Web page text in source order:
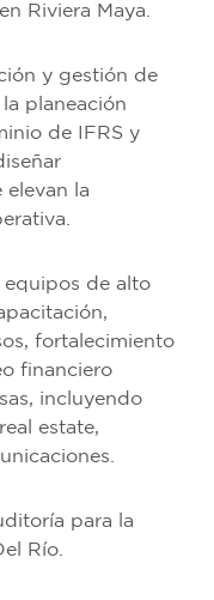
Riviera Maya.
y gestión de
planeación
de IFRS y
la
equipos de alto
fortalecimiento
financiero
incluyendo
estate,
para la
Río.